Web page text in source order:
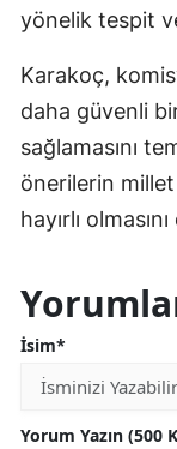
yönelik tespit
Karakoç,
daha güvenli
sağlamasını
önerilerin millet
hayırlı
İsim*
Yorum Yazın (500